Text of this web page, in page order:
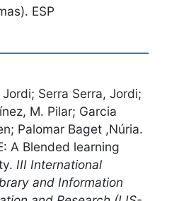
ESP
Serra Serra, Jordi;
M. Pilar; Garcia
Palomar Baget ,Núria.
A Blended learning
. III International
and Information